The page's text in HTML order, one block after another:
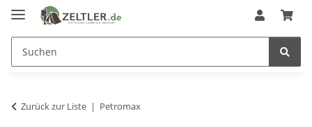
Zurück zur Liste Petromax